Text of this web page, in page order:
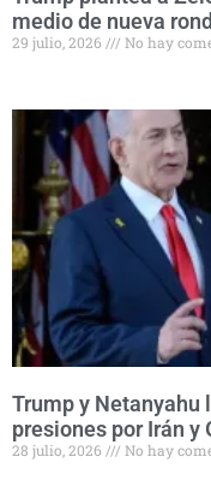
medio de nueva
29 julio, 2026 No hay
Trump y Netanyahu
presiones por Irán y
28 julio, 2026 No hay